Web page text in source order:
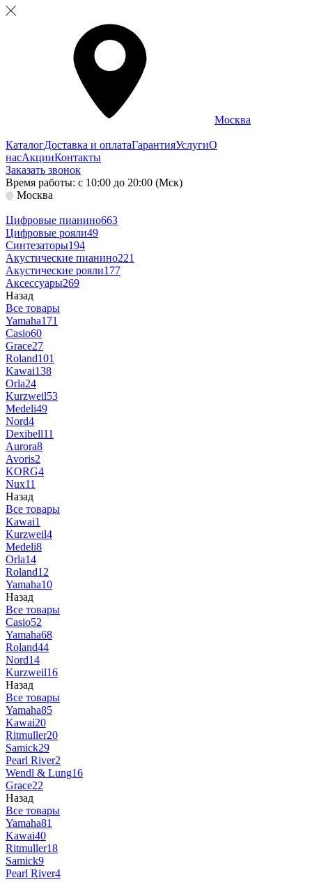
Москва
КаталогДоставка и оплатаГарантияУслугиО
насАкцииКонтакты
Заказать звонок
Время работы: с 10:00 до 20:00 (Мск)
Москва
Цифровые пианино663
Цифровые рояли49
Синтезаторы194
Акустические пианино221
Акустические рояли177
Аксессуары269
Назад
Все товары
Yamaha171
Casio60
Grace27
Roland101
Kawai138
Orla24
Kurzweil53
Medeli49
Nord4
Dexibell11
Aurora8
Avoris2
KORG4
Nux11
Назад
Все товары
Kawai1
Kurzweil4
Medeli8
Orla14
Roland12
Yamaha10
Назад
Все товары
Casio52
Yamaha68
Roland44
Nord14
Kurzweil16
Назад
Все товары
Yamaha85
Kawai20
Ritmuller20
Samick29
Pearl River2
Wendl & Lung16
Grace22
Назад
Все товары
Yamaha81
Kawai40
Ritmuller18
Samick9
Pearl River4